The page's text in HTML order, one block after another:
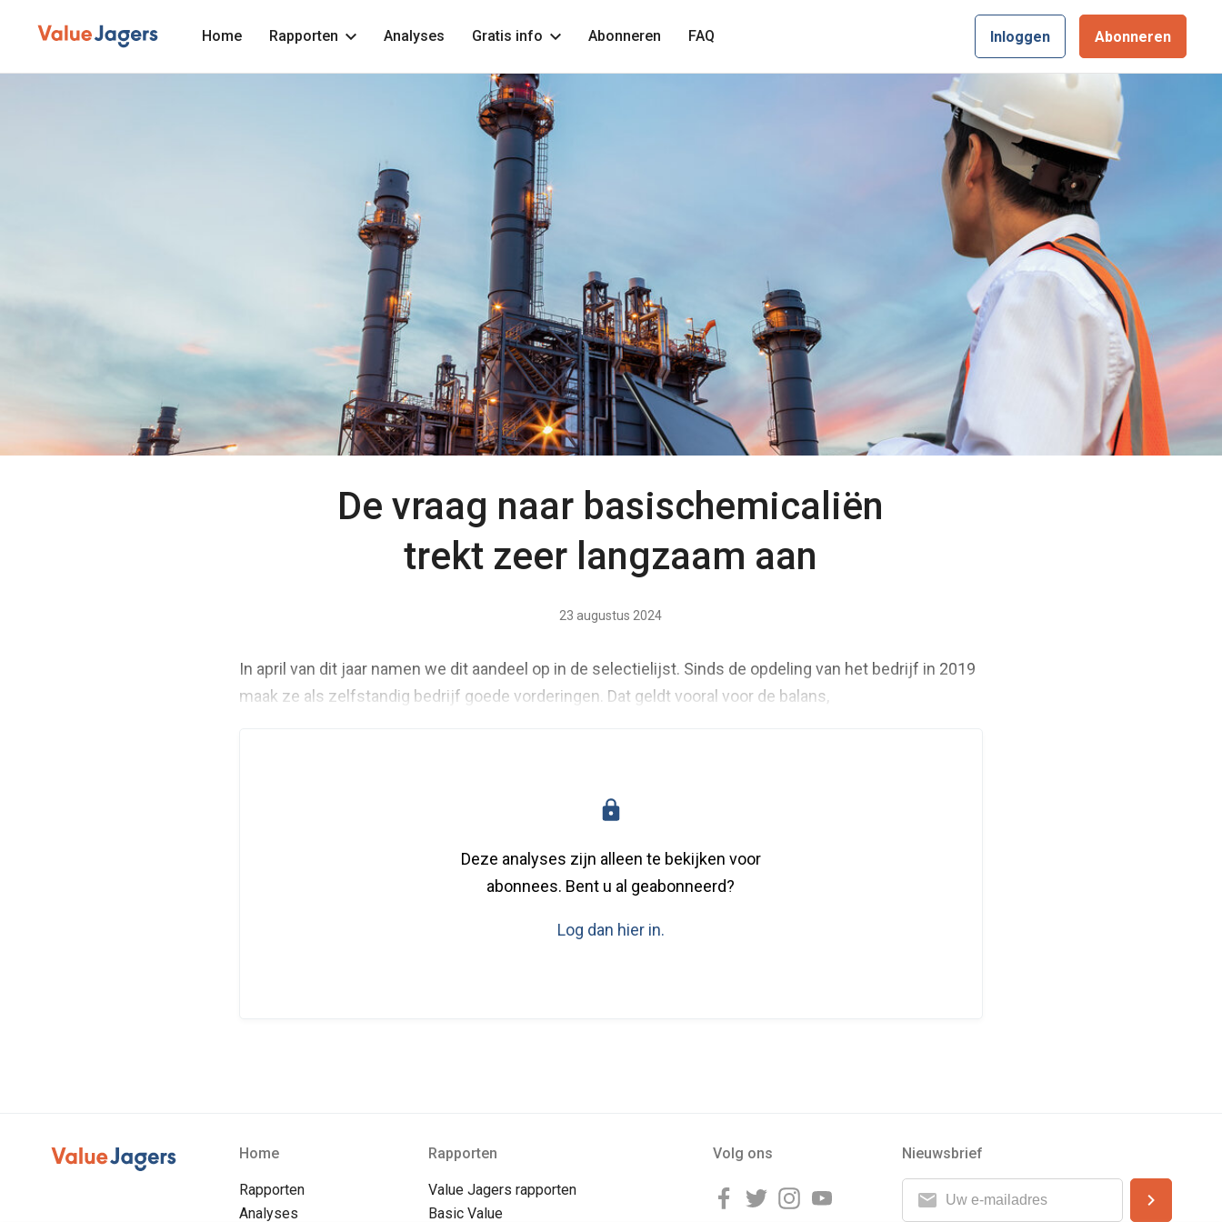
Home Rapporten Analyses Gratis info Abonneren FAQ Inloggen Abonneren
De vraag naar basischemicaliën
trekt zeer langzaam aan
23 augustus 2024
In april van dit jaar namen we dit aandeel op in de selectielijst. Sinds de opdeling van het bedrijf in 2019
maak ze als zelfstandig bedrijf goede vorderingen. Dat geldt vooral voor de balans,
Deze analyses zijn alleen te bekijken voor
abonnees. Bent u al geabonneerd?
Log dan hier in.
Home
Rapporten
Analyses
Rapporten
Value Jagers rapporten
Basic Value
Volg ons Nieuwsbrief